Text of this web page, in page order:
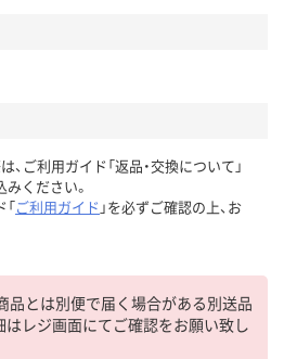
、ご利用ガイド「返品・交換について」
ください。
ご利用ガイド 」を必ずご確認の上、お
品とは別便で届く場合がある別送品
はレジ画面にてご確認をお願い致し